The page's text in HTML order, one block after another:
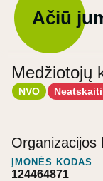
Ačiū
Medžiotojų
NVO
Organizacijos
ĮMONĖS KODAS
124464871